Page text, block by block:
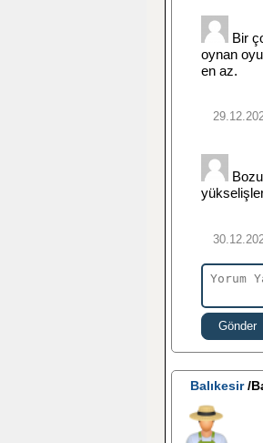
Bir
oynan
en az.
Gönder
Balıkesir/